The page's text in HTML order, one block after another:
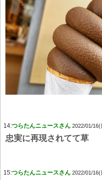
14:つらたんニュースさん 2022/01/16(
忠実に再現されてて草
15:つらたんニュースさん 2022/01/16(